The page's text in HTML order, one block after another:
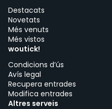
Destacats
Novetats
Més venuts
Més vistos
woutick!
Condicions d’ús
Avís legal
Recupera entrades
Modifica entrades
Altres serveis